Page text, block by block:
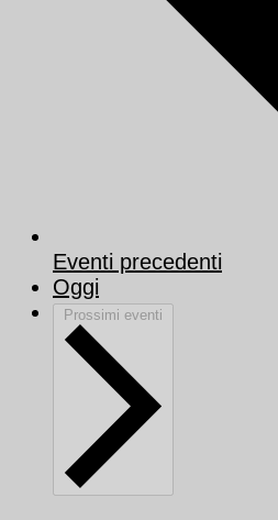
Eventi precedenti
Oggi
Prossimi eventi